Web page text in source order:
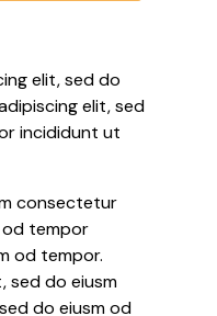
elit, sed do
elit, sed
incididunt ut
consectetur
tempor
od tempor.
sed do eiusm
do eiusm od